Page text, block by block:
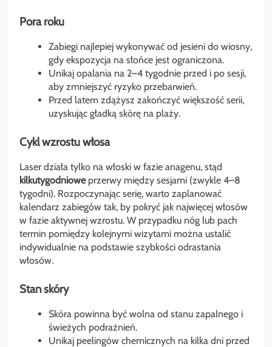
Pora roku
Zabiegi najlepiej wykonywać od jesieni do wiosny,
gdy ekspozycja na słońce jest ograniczona.
Unikaj opalania na 2–4 tygodnie przed i po sesji,
aby zmniejszyć ryzyko przebarwień.
Przed latem zdążysz zakończyć większość serii,
uzyskując gładką skórę na plaży.
Cykl wzrostu włosa
Laser działa tylko na włoski w fazie anagenu, stąd
kilkutygodnioweprzerwy między sesjami (zwykle 4–8
tygodni). Rozpoczynając serię, warto zaplanować
kalendarz zabiegów tak, by pokryć jak najwięcej włosów
w fazie aktywnej wzrostu. W przypadku nóg lub pach
termin pomiędzy kolejnymi wizytami można ustalić
indywidualnie na podstawie szybkości odrastania
włosów.
Stan skóry
Skóra powinna być wolna od stanu zapalnego i
świeżych podrażnień.
Unikaj peelingów chemicznych na kilka dni przed